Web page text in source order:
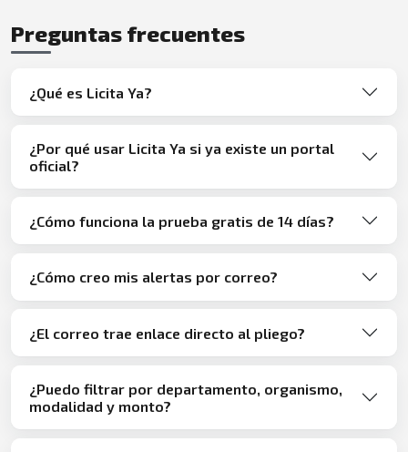
Preguntas frecuentes
¿Qué es Licita Ya?
¿Por qué usar Licita Ya si ya existe un portal
oficial?
¿Cómo funciona la prueba gratis de 14 días?
¿Cómo creo mis alertas por correo?
¿El correo trae enlace directo al pliego?
¿Puedo filtrar por departamento, organismo,
modalidad y monto?